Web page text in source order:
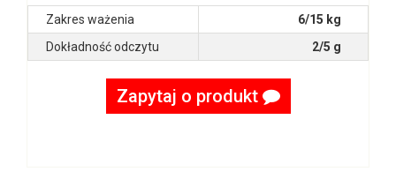
Zakres ważenia
6/15 kg
Dokładność odczytu
2/5 g
Zapytaj o produkt